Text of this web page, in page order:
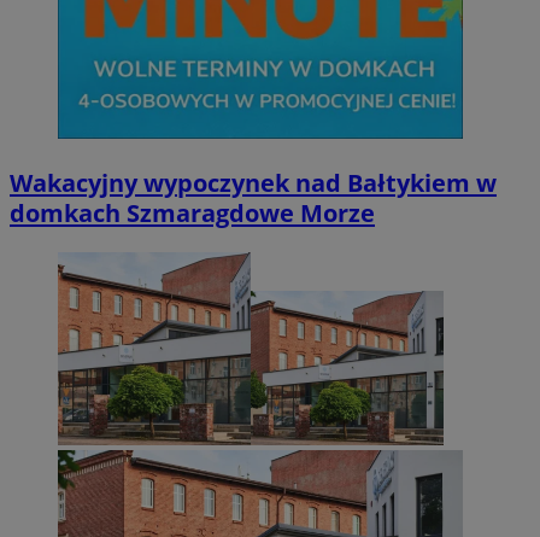
Wakacyjny wypoczynek nad Bałtykiem w
domkach Szmaragdowe Morze